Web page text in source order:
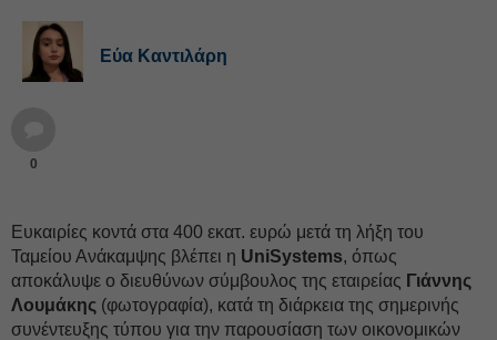
Εύα Καντιλάρη
0
Ευκαιρίες κοντά στα 400 εκατ. ευρώ μετά τη λήξη του
Ταμείου Ανάκαμψης βλέπει η UniSystems, όπως
αποκάλυψε ο διευθύνων σύμβουλος της εταιρείας Γιάννης
Λουμάκης (φωτογραφία), κατά τη διάρκεια της σημερινής
συνέντευξης τύπου για την παρουσίαση των οικονομικών